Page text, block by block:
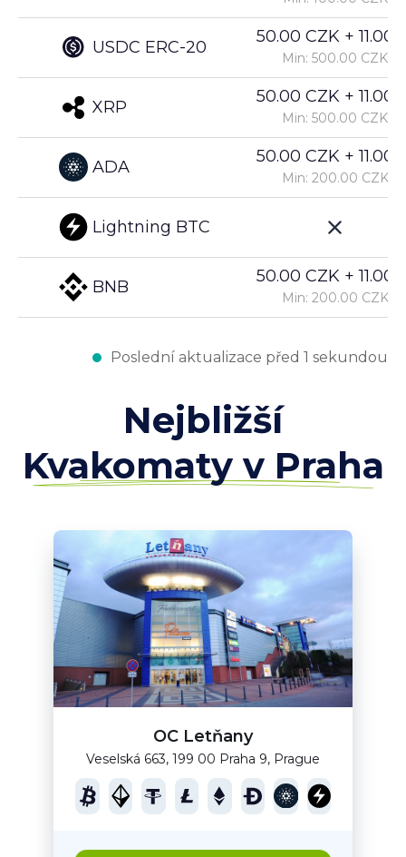
USDC ERC-20
XRP
ADA
Lightning BTC
BNB
50.00 CZK +
Min: 500.00 CZK
50.00 CZK +
Min: 500.00 CZK
50.00 CZK +
Min: 200.00 CZK
50.00 CZK +
Min: 200.00 CZK
Poslední aktualizace před 1 sekundou
Nejbližší
Kvakomaty v Praha
OC Letňany
Veselská 663, 199 00 Praha 9, Prague